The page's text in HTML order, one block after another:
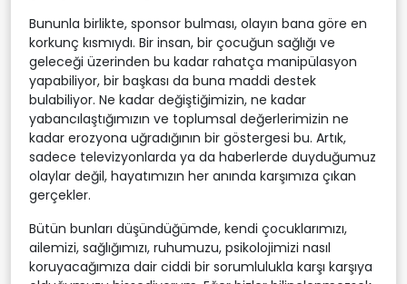
Bununla birlikte, sponsor bulması, olayın bana göre en
korkunç kısmıydı. Bir insan, bir çocuğun sağlığı ve
geleceği üzerinden bu kadar rahatça manipülasyon
yapabiliyor, bir başkası da buna maddi destek
bulabiliyor. Ne kadar değiştiğimizin, ne kadar
yabancılaştığımızın ve toplumsal değerlerimizin ne
kadar erozyona uğradığının bir göstergesi bu. Artık,
sadece televizyonlarda ya da haberlerde duyduğumuz
olaylar değil, hayatımızın her anında karşımıza çıkan
gerçekler.
Bütün bunları düşündüğümde, kendi çocuklarımızı,
ailemizi, sağlığımızı, ruhumuzu, psikolojimizi nasıl
koruyacağımıza dair ciddi bir sorumlulukla karşı karşıya